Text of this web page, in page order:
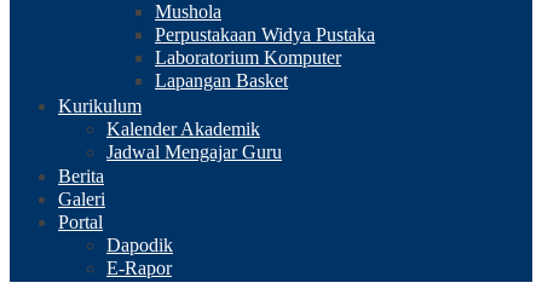
Mushola
Perpustakaan Widya Pustaka
Laboratorium Komputer
Lapangan Basket
Kurikulum
Kalender Akademik
Jadwal Mengajar Guru
Berita
Galeri
Portal
Dapodik
E-Rapor